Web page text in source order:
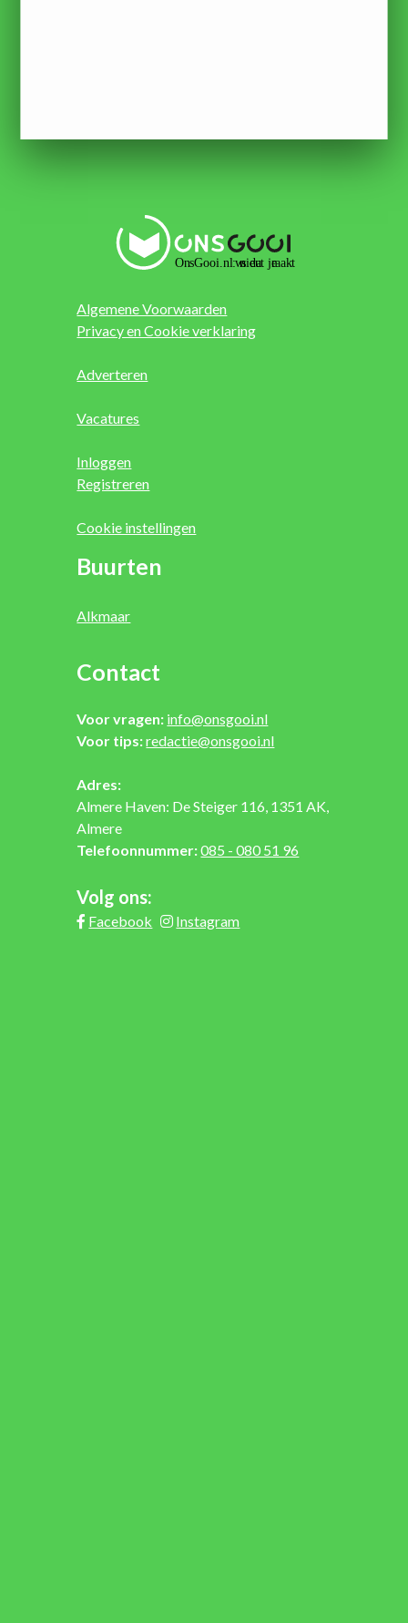
Algemene Voorwaarden
Privacy en Cookie verklaring
Adverteren
Vacatures
Inloggen
Registreren
Cookie instellingen
Buurten
Alkmaar
Contact
Voor vragen: info@onsgooi.nl
Voor tips:redactie@onsgooi.nl
Adres:
Almere Haven: De Steiger 116, 1351 AK,
Almere
Telefoonnummer:085 - 080 51 96
Volg ons:
Facebook Instagram